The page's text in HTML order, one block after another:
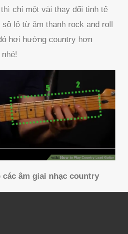
chỉ một vài thay đổi tinh tế
lô từ âm thanh rock and roll
hơi hướng country hơn
âm giai nhạc country